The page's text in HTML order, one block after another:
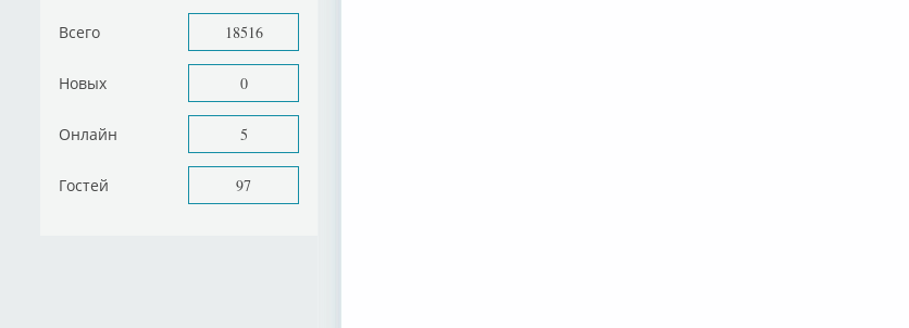
Всего 18516
Новых 0
Онлайн 5
Гостей 97